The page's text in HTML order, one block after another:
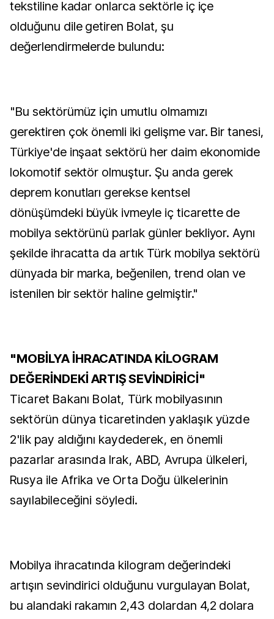
tekstiline kadar onlarca sektörle iç içe
olduğunu dile getiren Bolat, şu
değerlendirmelerde bulundu:
"Bu sektörümüz için umutlu olmamızı
gerektiren çok önemli iki gelişme var. Bir tanesi,
Türkiye'de inşaat sektörü her daim ekonomide
lokomotif sektör olmuştur. Şu anda gerek
deprem konutları gerekse kentsel
dönüşümdeki büyük ivmeyle iç ticarette de
mobilya sektörünü parlak günler bekliyor. Aynı
şekilde ihracatta da artık Türk mobilya sektörü
dünyada bir marka, beğenilen, trend olan ve
istenilen bir sektör haline gelmiştir."
"MOBİLYA İHRACATINDA KİLOGRAM
DEĞERİNDEKİ ARTIŞ SEVİNDİRİCİ"
Ticaret Bakanı Bolat, Türk mobilyasının
sektörün dünya ticaretinden yaklaşık yüzde
2'lik pay aldığını kaydederek, en önemli
pazarlar arasında Irak, ABD, Avrupa ülkeleri,
Rusya ile Afrika ve Orta Doğu ülkelerinin
sayılabileceğini söyledi.
Mobilya ihracatında kilogram değerindeki
artışın sevindirici olduğunu vurgulayan Bolat,
bu alandaki rakamın 2,43 dolardan 4,2 dolara